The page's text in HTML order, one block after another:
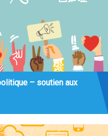
– soutien aux